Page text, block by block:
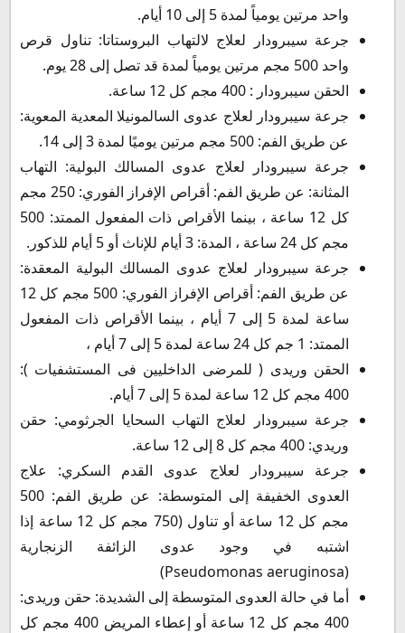
واحد مرتين يومياً لمدة 5 إلى 10 أيام.
جرعة سيبرودار لعلاج لالتهاب البروستاتا: تناول قرص
واحد 500 مجم مرتين يومياً لمدة قد تصل إلى 28 يوم.
الحقن سيبرودار : 400 مجم كل 12 ساعة.
جرعة سيبرودار لعلاج عدوى السالمونيلا المعدية المعوية:
عن طريق الفم: 500 مجم مرتين يوميًا لمدة 3 إلى 14.
جرعة سيبرودار لعلاج عدوى المسالك البولية: التهاب
المثانة: عن طريق الفم: أقراص الإفراز الفوري: 250 مجم
كل 12 ساعة ، بينما الأقراص ذات المفعول الممتد: 500
مجم كل 24 ساعة ، المدة: 3 أيام للإناث أو 5 أيام للذكور.
جرعة سيبرودار لعلاج عدوى المسالك البولية المعقدة:
عن طريق الفم: أقراص الإفراز الفوري: 500 مجم كل 12
ساعة لمدة 5 إلى 7 أيام ، بينما الأقراص ذات المفعول
الممتد: 1 جم كل 24 ساعة لمدة 5 إلى 7 أيام ،
الحقن وريدى ( للمرضى الداخليين فى المستشفيات ):
400 مجم كل 12 ساعة لمدة 5 إلى 7 أيام.
جرعة سيبرودار لعلاج التهاب السحايا الجرثومي: حقن
وريدي: 400 مجم كل 8 إلى 12 ساعة.
جرعة سيبرودار لعلاج عدوى القدم السكري: علاج
العدوى الخفيفة إلى المتوسطة: عن طريق الفم: 500
مجم كل 12 ساعة أو تناول (750 مجم كل 12 ساعة إذا
اشتبه في وجود عدوى الزائفة الزنجارية
(Pseudomonas aeruginosa)
أما في حالة العدوى المتوسطة إلى الشديدة: حقن وريدى:
400 مجم كل 12 ساعة أو إعطاء المريض 400 مجم كل